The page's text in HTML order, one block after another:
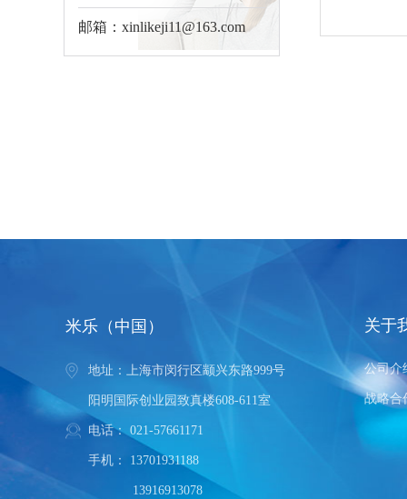
邮箱：xinlikeji11@163.com
米乐（中国）
地址：上海市闵行区颛兴东路999号
阳明国际创业园致真楼608-611室
电话： 021-57661171
手机： 13701931188
13916913078
关于
公司介
战略合